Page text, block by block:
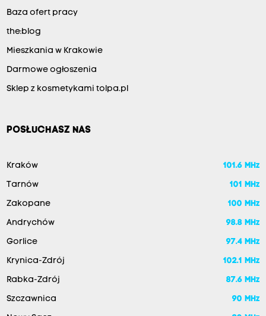
Baza ofert pracy
the:blog
Mieszkania w Krakowie
Darmowe ogłoszenia
Sklep z kosmetykami tolpa.pl
POSŁUCHASZ NAS
Kraków 101.6 MHz
Tarnów 101 MHz
Zakopane 100 MHz
Andrychów 98.8 MHz
Gorlice 97.4 MHz
Krynica-Zdrój 102.1 MHz
Rabka-Zdrój 87.6 MHz
Szczawnica 90 MHz